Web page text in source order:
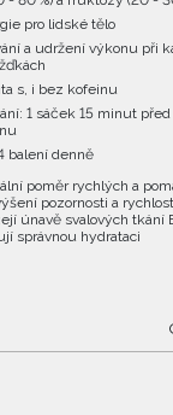
pro lidské tělo
a udržení výkonu při
s, i bez kofeinu
1 sáček 15 minut
balení denně
poměr rychlých a
pozornosti a
únavě svalových tkání
správnou hydrataci